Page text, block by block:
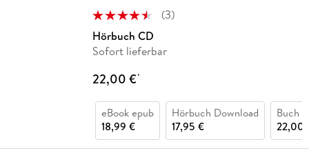
(3)
Hörbuch CD
Sofort lieferbar
22,00 €*
eBook epub
18,99 €
Hörbuch Download
17,95 €
Buch
22,00